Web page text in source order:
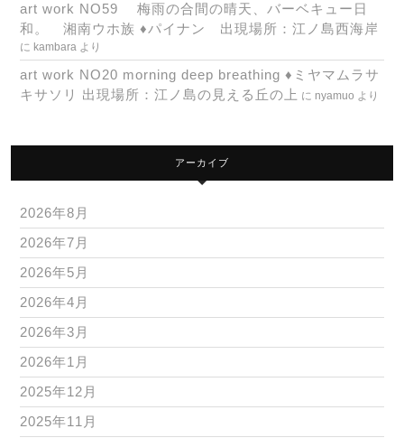
art work NO59 梅雨の合間の晴天、バーベキュー日
和。 湘南ウホ族 ♦パイナン 出現場所：江ノ島西海岸
に kambara より
art work NO20 morning deep breathing ♦ミヤマムラサ
キサソリ 出現場所：江ノ島の見える丘の上 に nyamuo より
アーカイブ
2026年8月
2026年7月
2026年5月
2026年4月
2026年3月
2026年1月
2025年12月
2025年11月